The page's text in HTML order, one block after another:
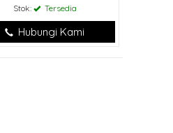
Stok: Tersedia
Hubungi Kami